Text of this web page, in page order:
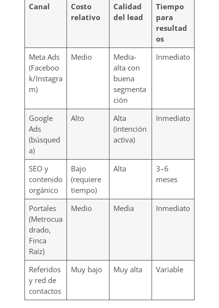
Canal
Costo
relativo
Calidad
del lead
Tiempo
para
resultad
os
Meta Ads
(Faceboo
k/Instagra
m)
Medio
Media-
alta con
buena
segmenta
ción
Inmediato
Google
Ads
(búsqued
a)
Alto
Alta
(intención
activa)
Inmediato
SEO y
contenido
orgánico
Bajo
(requiere
tiempo)
Alta
3–6
meses
Portales
(Metrocua
drado,
Finca
Raíz)
Medio Media Inmediato
Referidos
y red de
contactos
Muy bajo Muy alta Variable